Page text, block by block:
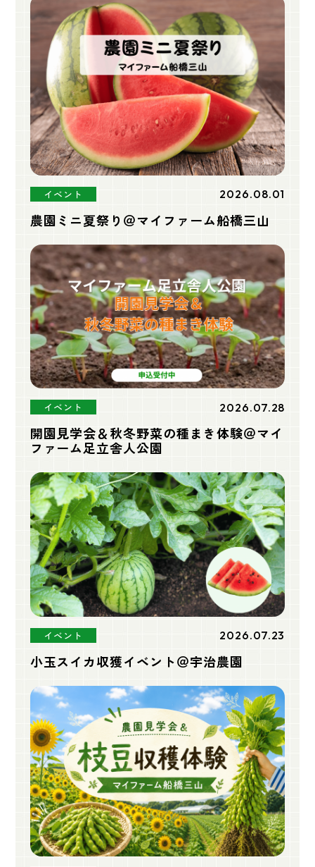
イベント 2026.08.01
農園ミニ夏祭り＠マイファーム船橋三山
イベント 2026.07.28
開園見学会＆秋冬野菜の種まき体験＠マイ
ファーム足立舎人公園
イベント 2026.07.23
小玉スイカ収獲イベント＠宇治農園